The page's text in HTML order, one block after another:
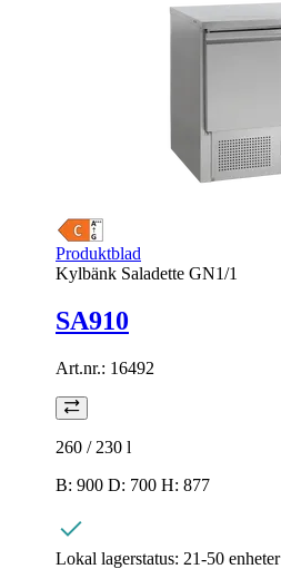
Produktblad
Kylbänk Saladette GN1/1
SA910
Art.nr.: 16492
260 / 230 l
B: 900 D: 700 H: 877
Lokal lagerstatus: 21-50 enheter